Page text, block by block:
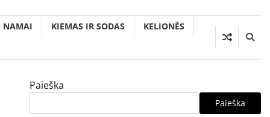
NAMAI KIEMAS IR SODAS KELIONĖS
Paieška
Paieška